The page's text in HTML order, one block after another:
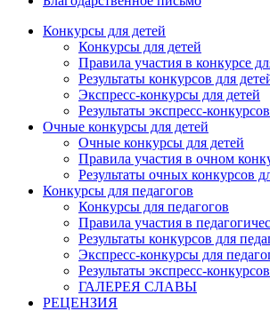
Конкурсы для детей
Конкурсы для детей
Правила участия в конкурсе
Результаты конкурсов для
Экспресс-конкурсы для детей
Результаты экспресс-
Очные конкурсы для детей
Очные конкурсы для детей
Правила участия в очном
Результаты очных конкурсов
Конкурсы для педагогов
Конкурсы для педагогов
Правила участия в
Результаты конкурсов для
Экспресс-конкурсы для
Результаты экспресс-
ГАЛЕРЕЯ СЛАВЫ
РЕЦЕНЗИЯ